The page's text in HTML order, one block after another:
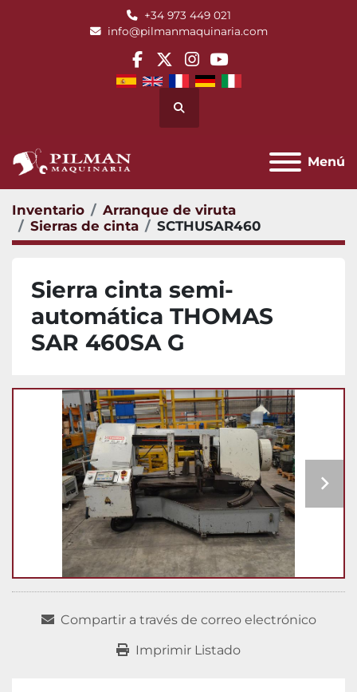
+34 973 449 021
info@pilmanmaquinaria.com
facebook
twitterinstagram
youtube
Buscar
Menú
Inventario
Arranque de viruta
Sierras de cinta
SCTHUSAR460
Sierra cinta semi-
automática THOMAS
SAR 460SA G
Compartir a través de correo electrónico
Imprimir Listado